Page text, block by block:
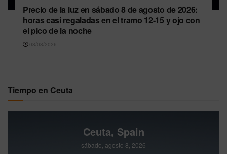
Precio de la luz en sábado 8 de agosto de 2026:
horas casi regaladas en el tramo 12-15 y ojo con
el pico de la noche
08/08/2026
Tiempo en Ceuta
Ceuta, Spain
sábado, agosto 8, 2026